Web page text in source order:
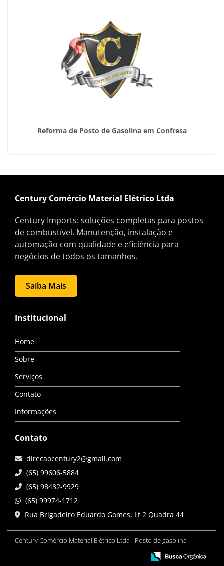
Reforma de Posto de Gasolina em Confresa
Century Comércio Material Elétrico Ltda
Century Imports: soluções completas para postos
de combustível. Manutenção, instalação e
automação com qualidade e eficiência para
negócios de todos os tamanhos.
Saiba Mais
Institucional
Home
Sobre
Serviços
Contato
Informações
Contato
direcaocentury2@gmail.com
(65) 99606-5884
(65) 98432-9929
(65) 99974-1712
Rua Brigadeiro Eduardo Gomes, Lt 2 Quadra 44
Century Comércio Material Elétrico Ltda - Posto de gasolina